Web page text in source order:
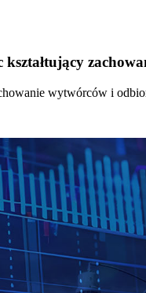
wytwórców i